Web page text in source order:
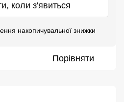
коли з'явиться
накопичувальної знижки
Порівняти